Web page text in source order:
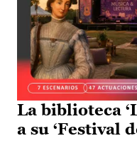
La biblioteca
a su ‘Festival